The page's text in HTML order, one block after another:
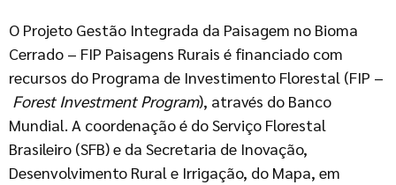
O Projeto Gestão Integrada da Paisagem no Bioma
Cerrado – FIP Paisagens Rurais é financiado com
recursos do Programa de Investimento Florestal (FIP –
Forest Investment Program), através do Banco
Mundial. A coordenação é do Serviço Florestal
Brasileiro (SFB) e da Secretaria de Inovação,
Desenvolvimento Rural e Irrigação, do Mapa, em